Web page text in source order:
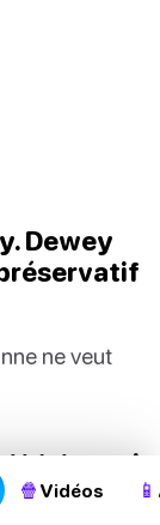
Dewey
ne veut
! Idaho qui
🍿 Vidéos 📱